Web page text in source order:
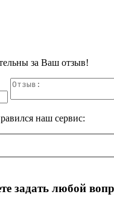
за Ваш отзыв!
наш сервис:
задать любой